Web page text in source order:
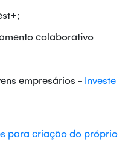
colaborativo
empresários - Investe
para criação do próprio